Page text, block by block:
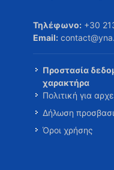
Τηλέφωνο: +30
Email:
Προστασία
χαρακτήρα
Πολιτική για
Δήλωση
Όροι χρήσης